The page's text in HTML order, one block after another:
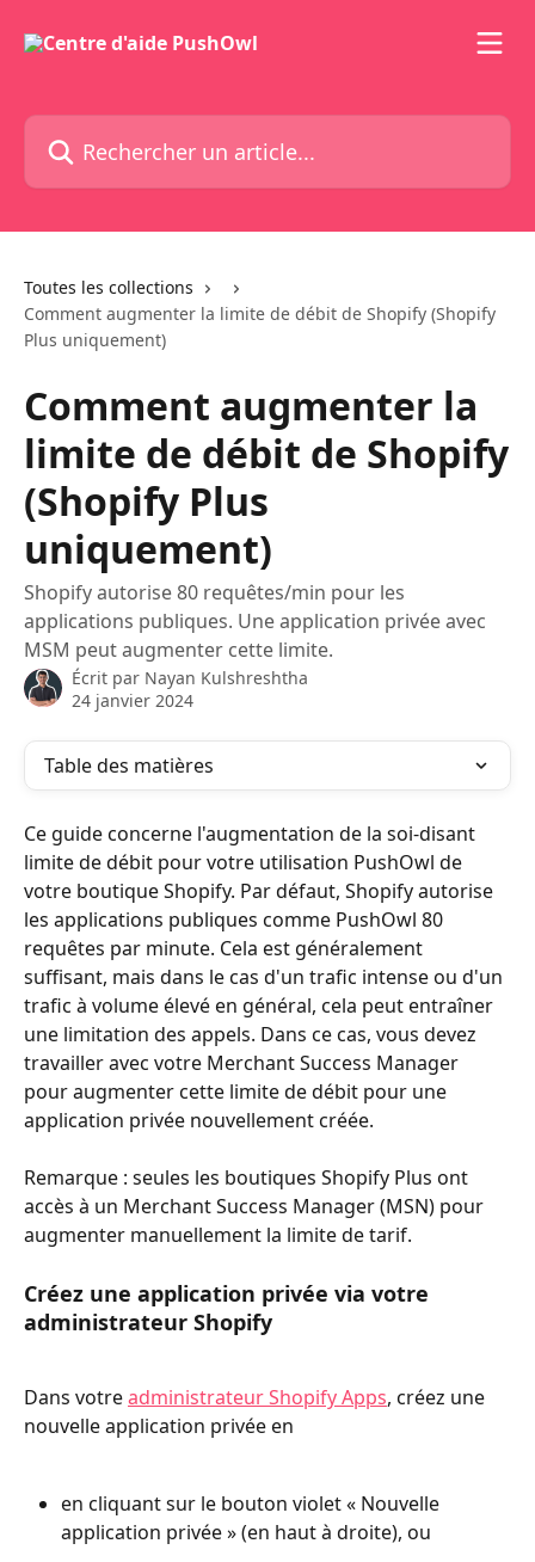
Rechercher un article...
Toutes les collections
Comment augmenter la limite de débit de Shopify (Shopify
Plus uniquement)
Comment augmenter la
limite de débit de Shopify
(Shopify Plus
uniquement)
Shopify autorise 80 requêtes/min pour les
applications publiques. Une application privée avec
MSM peut augmenter cette limite.
Écrit par Nayan Kulshreshtha
24 janvier 2024
Table des matières
Ce guide concerne l'augmentation de la soi-disant
limite de débit pour votre utilisation PushOwl de
votre boutique Shopify. Par défaut, Shopify autorise
les applications publiques comme PushOwl 80
requêtes par minute. Cela est généralement
suffisant, mais dans le cas d'un trafic intense ou d'un
trafic à volume élevé en général, cela peut entraîner
une limitation des appels. Dans ce cas, vous devez
travailler avec votre Merchant Success Manager
pour augmenter cette limite de débit pour une
application privée nouvellement créée.
Remarque : seules les boutiques Shopify Plus ont
accès à un Merchant Success Manager (MSN) pour
augmenter manuellement la limite de tarif.
Créez une application privée via votre
administrateur Shopify
Dans votre administrateur Shopify Apps, créez une
nouvelle application privée en
en cliquant sur le bouton violet « Nouvelle
application privée » (en haut à droite), ou